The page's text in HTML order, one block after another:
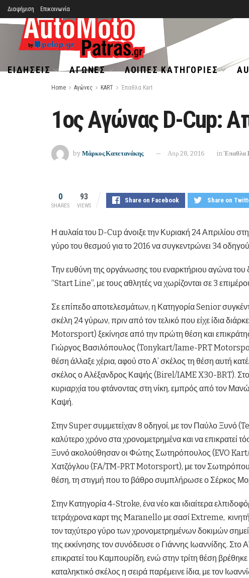
Διαφήμιση Επικοινωνία
ΕΙΔΉΣΕΙΣ ΑΓΏΝΕΣ ΛΟΙΠΈΣ ΚΑΤΗΓΟΡΊΕΣ
Home Αγώνες KART Έπαθλα Kart
1ος Αγώνας D-Cup:
by Μάρκος Καπετανάκης Απρ 28, 2016 in Έπαθλα
0
SHARES
93
VIEWS
Share on Facebook Share on
Η αυλαία του D-Cup άνοιξε την Κυριακή 24 Απριλίου
γύρο του θεσμού για το 2016 να συγκεντρώνει 34
Την ευθύνη της οργάνωσης του εναρκτήριου αγώνα
“Start Line”, με τους αθλητές να χωρίζονται σε 3
Σε επίπεδο αποτελεσμάτων, η Κατηγορία Senior
σκέλη 24 γύρων, πριν από τον τελικό που είχε ίδια
Motorsport) ξεκίνησε από την πρώτη θέση και
Γιώργος Βασιλόπουλος (Tonykart/Iame-PRT
θέση άλλαξε χέρια, αφού στο Α’ σκέλος τη θέση αυτή
σκέλος ο Αλέξανδρος Καψής (Birel/IAME X30-BRT).
κυριαρχία του φτάνοντας στη νίκη, εμπρός από τον
Καψή.
Στην Super συμμετείχαν 8 οδηγοί, με τον Παύλο Ξυνό
καλύτερο χρόνο στα χρονομετρημένα και να επικρατεί
Ξυνό ακολούθησαν οι Φώτης Σωτηρόπουλος (EVO
Χατζόγλου (FA/TM-PRT Motorsport), με τον
θέση, τη στιγμή που το βάθρο συμπλήρωσε ο
Στην Κατηγορία 4-Stroke, ένα νέο και ιδιαίτερα
τετράχρονα καρτ της Maranello με σασί Extreme,
τον ταχύτερο γύρο των χρονομετρημένων δοκιμών
της εκκίνησης τον συνόδευσε ο Γιάννης Ιωαννίδης. Στο
επικρατεί του Καμπουρίδη, ενώ στην τρίτη θέση
καταληκτικό σκέλος η σειρά παρέμεινε ίδια, με τον